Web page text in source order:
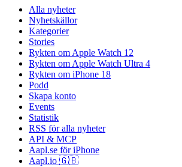
Alla nyheter
Nyhetskällor
Kategorier
Stories
Rykten om Apple Watch 12
Rykten om Apple Watch Ultra 4
Rykten om iPhone 18
Podd
Skapa konto
Events
Statistik
RSS för alla nyheter
API & MCP
Aapl.se för iPhone
Aapl.io 🇬🇧